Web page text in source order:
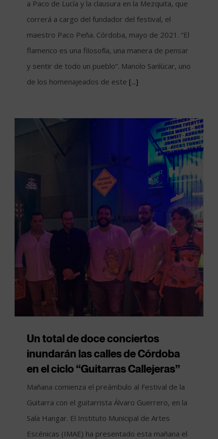
a Paco de Lucía y la clausura en la Mezquita, que
correrá a cargo del fundador del festival, el
maestro Paco Peña. Córdoba, mayo de 2021. “El
flamenco es una filosofía, una manera de pensar
y sentir de todo un pueblo”. Manolo Sanlúcar, uno
de los homenajeados de este [...]
Un total de doce conciertos
inundarán las calles de Córdoba
en el ciclo “Guitarras Callejeras”
Mañana comienza el preámbulo al Festival de la
Guitarra con el guitarrista Álvaro Guerrero, en la
Sala Hangar. El Instituto Municipal de Artes
Escénicas (IMAE) ha presentado esta mañana el